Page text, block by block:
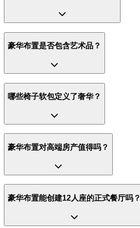
豪华布置是否包含艺术品？
哪些椅子软包定义了奢华？
豪华布置对高端房产值得吗？
豪华布置能创建12人座的正式餐厅吗？